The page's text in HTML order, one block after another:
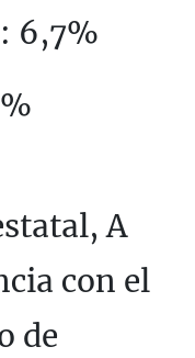
6,7%
A
con el
de